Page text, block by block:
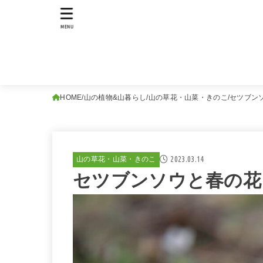
MENU
HOME 山の植物&山暮らし 山の草花・山菜・きのこ セツブン
山の草花・山菜・きのこ 2023.03.14
セツブンソウと春の